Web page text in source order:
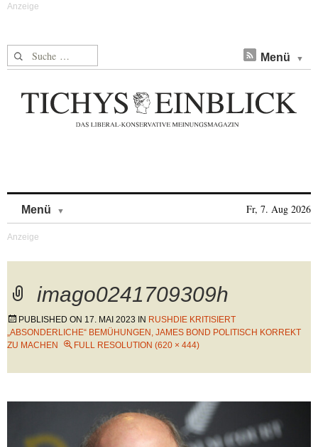
Suche nach: Menü
Menü Fr, 7. Aug 2026
imago0241709309h
PUBLISHED ON 17. MAI 2023 IN RUSHDIE KRITISIERT
„ABSONDERLICHE“ BEMÜHUNGEN, JAMES BOND POLITISCH KORREKT
ZU MACHEN
FULL RESOLUTION (620 × 444)